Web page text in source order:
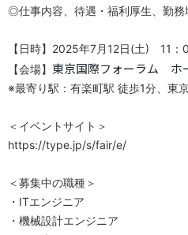
◎仕事内容、待遇・福利厚生、勤
【日時】2025年7月12日(土)　11
【会場】 東京国際フォーラム ホ
※最寄り駅：有楽町駅 徒歩1分、東
＜イベントサイト＞
https://type.jp/s/fair/e/
＜募集中の職種＞
・ITエンジニア
・機械設計エンジニア